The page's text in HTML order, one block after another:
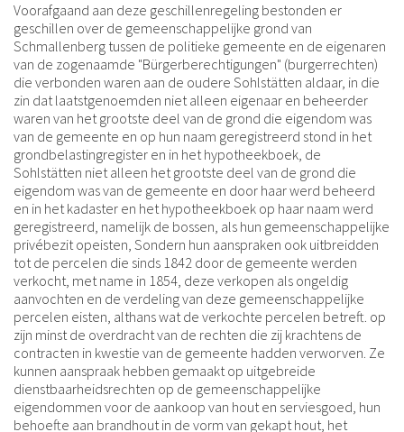
Voorafgaand aan deze geschillenregeling bestonden er
geschillen over de gemeenschappelijke grond van
Schmallenberg tussen de politieke gemeente en de eigenaren
van de zogenaamde "Bürgerberechtigungen" (burgerrechten)
die verbonden waren aan de oudere Sohlstätten aldaar, in die
zin dat laatstgenoemden niet alleen eigenaar en beheerder
waren van het grootste deel van de grond die eigendom was
van de gemeente en op hun naam geregistreerd stond in het
grondbelastingregister en in het hypotheekboek, de
Sohlstätten niet alleen het grootste deel van de grond die
eigendom was van de gemeente en door haar werd beheerd
en in het kadaster en het hypotheekboek op haar naam werd
geregistreerd, namelijk de bossen, als hun gemeenschappelijke
privébezit opeisten, Sondern hun aanspraken ook uitbreidden
tot de percelen die sinds 1842 door de gemeente werden
verkocht, met name in 1854, deze verkopen als ongeldig
aanvochten en de verdeling van deze gemeenschappelijke
percelen eisten, althans wat de verkochte percelen betreft. op
zijn minst de overdracht van de rechten die zij krachtens de
contracten in kwestie van de gemeente hadden verworven. Ze
kunnen aanspraak hebben gemaakt op uitgebreide
dienstbaarheidsrechten op de gemeenschappelijke
eigendommen voor de aankoop van hout en serviesgoed, hun
behoefte aan brandhout in de vorm van gekapt hout, het